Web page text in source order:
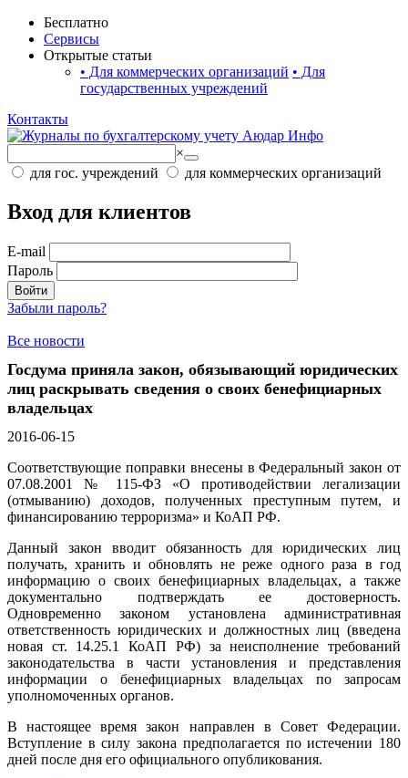
Бесплатно
Сервисы
Открытые статьи
• Для коммерческих организаций • Для
государственных учреждений
Контакты
×
для гос. учреждений
для коммерческих организаций
Вход для клиентов
E-mail
Пароль
Войти
Забыли пароль?
Все новости
Госдума приняла закон, обязывающий юридических
лиц раскрывать сведения о своих бенефициарных
владельцах
2016-06-15
Соответствующие поправки внесены в Федеральный закон от
07.08.2001 № 115-ФЗ «О противодействии легализации
(отмыванию) доходов, полученных преступным путем, и
финансированию терроризма» и КоАП РФ.
Данный закон вводит обязанность для юридических лиц
получать, хранить и обновлять не реже одного раза в год
информацию о своих бенефициарных владельцах, а также
документально подтверждать ее достоверность.
Одновременно законом установлена административная
ответственность юридических и должностных лиц (введена
новая ст. 14.25.1 КоАП РФ) за неисполнение требований
законодательства в части установления и представления
информации о бенефициарных владельцах по запросам
уполномоченных органов.
В настоящее время закон направлен в Совет Федерации.
Вступление в силу закона предполагается по истечении 180
дней после дня его официального опубликования.